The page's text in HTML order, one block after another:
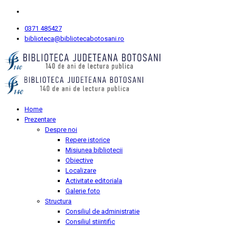
0371 485427
biblioteca@bibliotecabotosani.ro
Home
Prezentare
Despre noi
Repere istorice
Misiunea bibliotecii
Obiective
Localizare
Activitate editoriala
Galerie foto
Structura
Consiliul de administratie
Consiliul stiintific